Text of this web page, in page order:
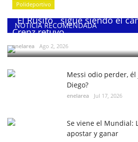
NOTICIA RECOMENDADA
Polideportivo
¨El Rusito¨ sigue siendo el
Crenz retuvo...
enelarea Ago 2, 2026
Messi odio perder,
Diego?
enelarea Jul 17, 2026
Se viene el Mundial:
apostar y ganar